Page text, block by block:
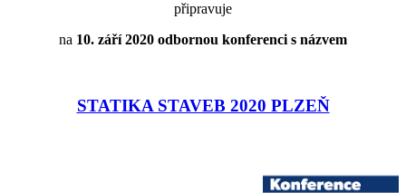
připravuje
na 10. září 2020 odbornou konferenci s názvem
STATIKA STAVEB 2020 PLZEŇ